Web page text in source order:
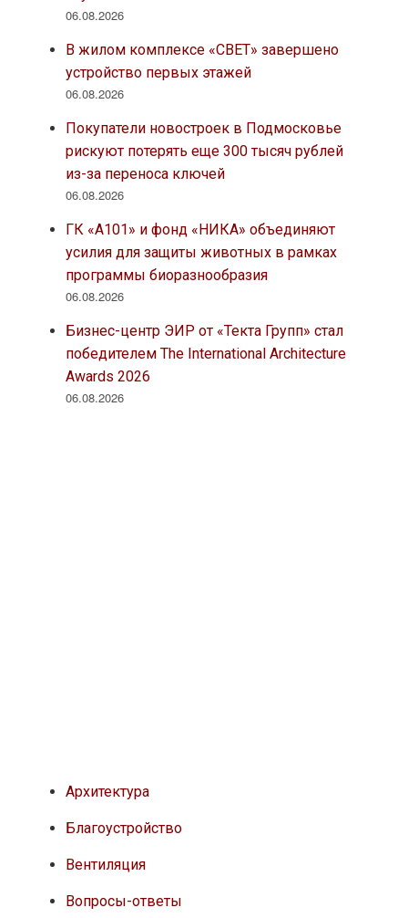
06.08.2026
В жилом комплексе «СВЕТ» завершено
устройство первых этажей
06.08.2026
Покупатели новостроек в Подмосковье
рискуют потерять еще 300 тысяч рублей
из-за переноса ключей
06.08.2026
ГК «А101» и фонд «НИКА» объединяют
усилия для защиты животных в рамках
программы биоразнообразия
06.08.2026
Бизнес-центр ЭИР от «Текта Групп» стал
победителем The International Architecture
Awards 2026
06.08.2026
Архитектура
Благоустройство
Вентиляция
Вопросы-ответы